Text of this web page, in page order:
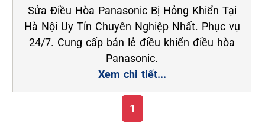
Sửa Điều Hòa Panasonic Bị Hỏng Khiển Tại
Hà Nội Uy Tín Chuyên Nghiệp Nhất. Phục vụ
24/7. Cung cấp bán lẻ điều khiển điều hòa
Panasonic.
Xem chi tiết...
1